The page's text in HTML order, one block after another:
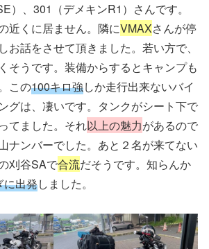
）、301（デメキンR1）さんです。
近くに居ません。隣にVMAXさんが停
お話をさせて頂きました。若い方で、
そうです。装備からするとキャンプも
この100キロ強しか走行出来ないバイ
グは、凄いです。タンクがシート下で
てました。それ以上の魅力があるので
ナンバーでした。あと２名が来てない
刈谷SAで合流だそうです。知らんか
に出発しました。